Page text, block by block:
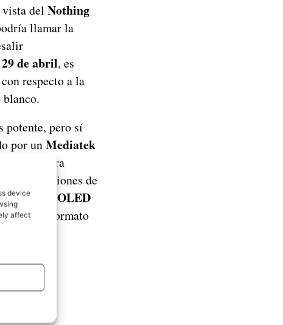
device
affect
vista del Nothing
llamar la
de abril, es
respecto a la
potente, pero sí
por unMediatek
en que para
versiones de
es
AMOLED
bajo un formato